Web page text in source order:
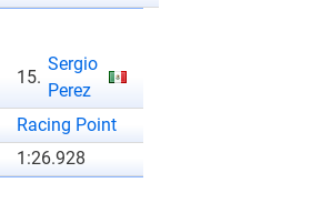
15.
Sergio
Perez
Racing Point
1:26.928